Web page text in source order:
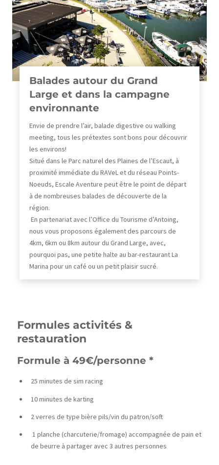
Balades autour du Grand
Large et dans la campagne
environnante
Envie de prendre l’air, balade digestive ou walking
meeting, tous les prétextes sont bons pour découvrir
les environs!
Situé dans le Parc naturel des Plaines de l’Escaut, à
proximité immédiate du RAVeL et du réseau Points-
Noeuds, Escale Aventure peut être le point de départ
à de nombreuses balades de découverte de la
région.
En partenariat avec l’Office du Tourisme d’Antoing,
nous vous proposons également des parcours de
4km, 6km ou 8km autour du Grand Large, avec,
pourquoi pas, une petite halte au bar-restaurant La
Marina pour un café ou un petit plaisir sucré.
Formules activités &
restauration
Formule à 49€/personne *
25 minutes de sim racing
10 minutes de karting
2 verres de type bière pils/vin du patron/soft
1 planche (charcuterie/fromage) accompagnée de pain et
de beurre à partager avec 3 autres personnes